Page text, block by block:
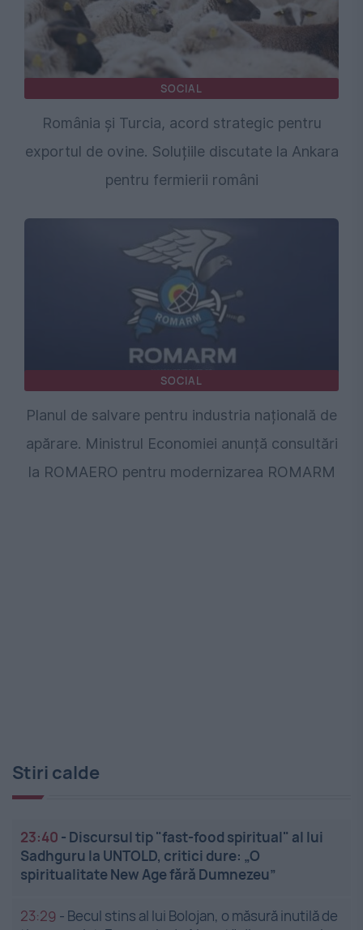
SOCIAL
România și Turcia, acord strategic pentru
exportul de ovine. Soluțiile discutate la Ankara
pentru fermierii români
SOCIAL
Planul de salvare pentru industria națională de
apărare. Ministrul Economiei anunță consultări
la ROMAERO pentru modernizarea ROMARM
Stiri calde
23:40 - Discursul tip "fast-food spiritual" al lui
Sadhguru la UNTOLD, critici dure: „O
spiritualitate New Age fără Dumnezeu”
23:29 - Becul stins al lui Bolojan, o măsură inutilă de